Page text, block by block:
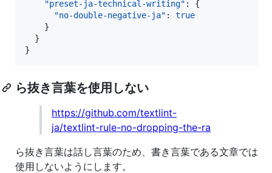
"preset-ja-technical-writing" : {
"no-double-negative-ja" : true
    }
  }
}
ら抜き言葉を使用しない
https://github.com/textlint-
ja/textlint-rule-no-dropping-the-ra
ら抜き言葉は話し言葉のため、書き言葉である文章では
使用しないようにします。